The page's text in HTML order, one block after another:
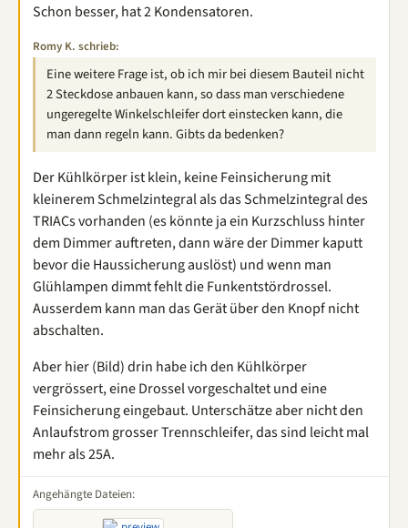
Schon besser, hat 2 Kondensatoren.
Romy K. schrieb:
Eine weitere Frage ist, ob ich mir bei diesem Bauteil nicht
2 Steckdose anbauen kann, so dass man verschiedene
ungeregelte Winkelschleifer dort einstecken kann, die
man dann regeln kann. Gibts da bedenken?
Der Kühlkörper ist klein, keine Feinsicherung mit
kleinerem Schmelzintegral als das Schmelzintegral des
TRIACs vorhanden (es könnte ja ein Kurzschluss hinter
dem Dimmer auftreten, dann wäre der Dimmer kaputt
bevor die Haussicherung auslöst) und wenn man
Glühlampen dimmt fehlt die Funkentstördrossel.
Ausserdem kann man das Gerät über den Knopf nicht
abschalten.
Aber hier (Bild) drin habe ich den Kühlkörper
vergrössert, eine Drossel vorgeschaltet und eine
Feinsicherung eingebaut. Unterschätze aber nicht den
Anlaufstrom grosser Trennschleifer, das sind leicht mal
mehr als 25A.
Angehängte Dateien: